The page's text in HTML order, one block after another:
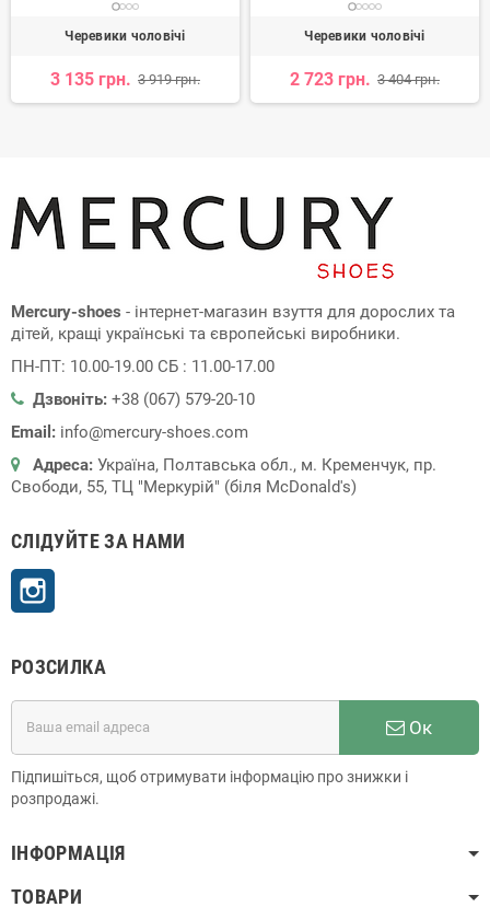
Черевики чоловічі
3 135 грн. 3 919 грн.
Черевики чоловічі
2 723 грн. 3 404 грн.
Mercury-shoes - інтернет-магазин взуття для дорослих та
дітей, кращі українські та європейські виробники.
ПН-ПТ: 10.00-19.00 СБ : 11.00-17.00
Дзвоніть: +38 (067) 579-20-10
Email: info@mercury-shoes.com
Адреса: Україна, Полтавська обл., м. Кременчук, пр.
Свободи, 55, ТЦ "Меркурій" (біля McDonald's)
СЛІДУЙТЕ ЗА НАМИ
РОЗСИЛКА
Ок
Підпишіться, щоб отримувати інформацію про знижки і
розпродажі.
ІНФОРМАЦІЯ
ТОВАРИ